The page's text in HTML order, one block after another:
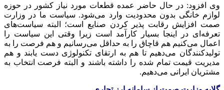
وی افزود: در حال حاضر عمده قطعات مورد نیاز کشور در حوزه
لوازم خانگی بدون محدودیت وارد می‌شود. سیاست ما در وزارت
صمت افزایش رقابت پذیر کردن صنایع است؛ البته سیاست‌های
تعرفه‌ای در اینجا بسیار کارآمد است زیرا وقتی این سیاست را
اعمال می‌کنیم هم قاچاق را به حداقل می‌رسانیم و هم فرصت را به
تولیدکنندگان می‌دهیم تا هم به ارتقای تکنولوژی دست یابند و هم
مدیریت قیمت تمام شده را داشته باشند و البته فرصت انتخاب به
مشتریان ایرانی می‌دهیم.